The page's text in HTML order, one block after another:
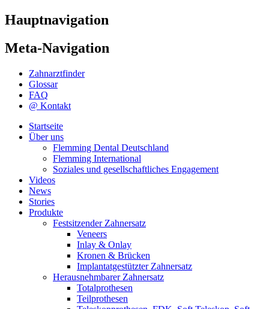
Hauptnavigation
Meta-Navigation
Zahnarztfinder
Glossar
FAQ
@ Kontakt
Startseite
Über uns
Flemming Dental Deutschland
Flemming International
Soziales und gesellschaftliches Engagement
Videos
News
Stories
Produkte
Festsitzender Zahnersatz
Veneers
Inlay & Onlay
Kronen & Brücken
Implantatgestützter Zahnersatz
Herausnehmbarer Zahnersatz
Totalprothesen
Teilprothesen